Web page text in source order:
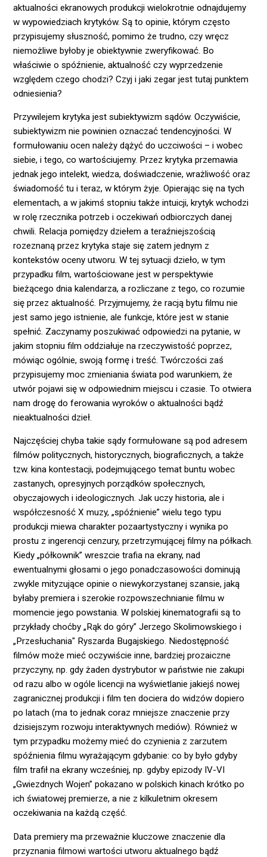
aktualności ekranowych produkcji wielokrotnie odnajdujemy
w wypowiedziach krytyków. Są to opinie, którym często
przypisujemy słuszność, pomimo że trudno, czy wręcz
niemożliwe byłoby je obiektywnie zweryfikować. Bo
właściwie o spóźnienie, aktualność czy wyprzedzenie
względem czego chodzi? Czyj i jaki zegar jest tutaj punktem
odniesienia?
Przywilejem krytyka jest subiektywizm sądów. Oczywiście,
subiektywizm nie powinien oznaczać tendencyjności. W
formułowaniu ocen należy dążyć do uczciwości – i wobec
siebie, i tego, co wartościujemy. Przez krytyka przemawia
jednak jego intelekt, wiedza, doświadczenie, wrażliwość oraz
świadomość tu i teraz, w którym żyje. Opierając się na tych
elementach, a w jakimś stopniu także intuicji, krytyk wchodzi
w rolę rzecznika potrzeb i oczekiwań odbiorczych danej
chwili. Relacja pomiędzy dziełem a teraźniejszością
rozeznaną przez krytyka staje się zatem jednym z
kontekstów oceny utworu. W tej sytuacji dzieło, w tym
przypadku film, wartościowane jest w perspektywie
bieżącego dnia kalendarza, a rozliczane z tego, co rozumie
się przez aktualność. Przyjmujemy, że racją bytu filmu nie
jest samo jego istnienie, ale funkcje, które jest w stanie
spełnić. Zaczynamy poszukiwać odpowiedzi na pytanie, w
jakim stopniu film oddziałuje na rzeczywistość poprzez,
mówiąc ogólnie, swoją formę i treść. Twórczości zaś
przypisujemy moc zmieniania świata pod warunkiem, że
utwór pojawi się w odpowiednim miejscu i czasie. To otwiera
nam drogę do ferowania wyroków o aktualności bądź
nieaktualności dzieł.
Najczęściej chyba takie sądy formułowane są pod adresem
filmów politycznych, historycznych, biograficznych, a także
tzw. kina kontestacji, podejmującego temat buntu wobec
zastanych, opresyjnych porządków społecznych,
obyczajowych i ideologicznych. Jak uczy historia, ale i
współczesność X muzy, „spóźnienie” wielu tego typu
produkcji miewa charakter pozaartystyczny i wynika po
prostu z ingerencji cenzury, przetrzymującej filmy na półkach.
Kiedy „półkownik” wreszcie trafia na ekrany, nad
ewentualnymi głosami o jego ponadczasowości dominują
zwykle mityzujące opinie o niewykorzystanej szansie, jaką
byłaby premiera i szerokie rozpowszechnianie filmu w
momencie jego powstania. W polskiej kinematografii są to
przykłady choćby „Rąk do góry” Jerzego Skolimowskiego i
„Przesłuchania" Ryszarda Bugajskiego. Niedostępność
filmów może mieć oczywiście inne, bardziej prozaiczne
przyczyny, np. gdy żaden dystrybutor w państwie nie zakupi
od razu albo w ogóle licencji na wyświetlanie jakiejś nowej
zagranicznej produkcji i film ten dociera do widzów dopiero
po latach (ma to jednak coraz mniejsze znaczenie przy
dzisiejszym rozwoju interaktywnych mediów). Również w
tym przypadku możemy mieć do czynienia z zarzutem
spóźnienia filmu wyrażającym gdybanie: co by było gdyby
film trafił na ekrany wcześniej, np. gdyby epizody IV-VI
„Gwiezdnych Wojen” pokazano w polskich kinach krótko po
ich światowej premierze, a nie z kilkuletnim okresem
oczekiwania na każdą część.
Data premiery ma przeważnie kluczowe znaczenie dla
przyznania filmowi wartości utworu aktualnego bądź